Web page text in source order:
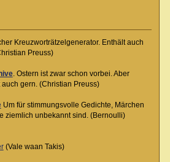
Kreuzworträtzelgenerator. Enthält auch
Preuss)
. Ostern ist zwar schon vorbei. Aber
gern. (Christian Preuss)
Um für stimmungsvolle Gedichte, Märchen
ziemlich unbekannt sind. (Bernoulli)
(Vale waan Takis)